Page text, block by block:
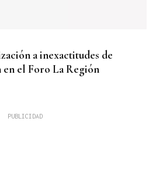
a inexactitudes de
el Foro La Región